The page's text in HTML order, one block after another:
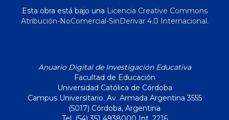
Esta obra está bajo una Licencia Creative Commons
Atribución-NoComercial-SinDerivar 4.0 Internacional.
Anuario Digital de Investigación Educativa
Facultad de Educación
Universidad Católica de Córdoba
Campus Universitario. Av. Armada Argentina 3555
(5017) Córdoba, Argentina